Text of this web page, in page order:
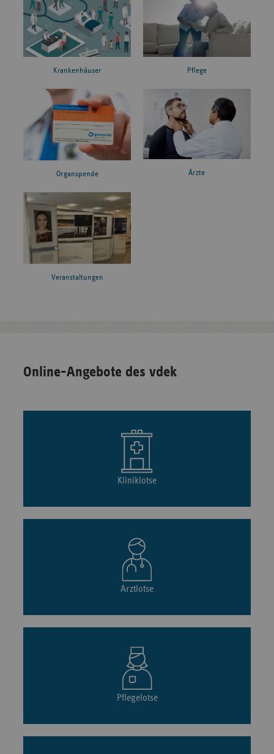
Krankenhäuser Pflege
Organspende Ärzte
Veranstaltungen
Online-Angebote des vdek
Kliniklotse
Arztlotse
Pflegelotse